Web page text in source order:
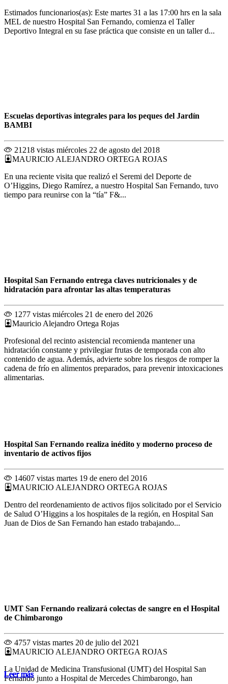
Leer más
Estimados funcionarios(as): Este martes 31 a las 17:00 hrs en la sala
MEL de nuestro Hospital San Fernando, comienza el Taller
Deportivo Integral en su fase práctica que consiste en un taller d...
Leer más
Escuelas deportivas integrales para los peques del Jardín
BAMBI
21218 vistas miércoles 22 de agosto del 2018
MAURICIO ALEJANDRO ORTEGA ROJAS
En una reciente visita que realizó el Seremi del Deporte de
O’Higgins, Diego Ramírez, a nuestro Hospital San Fernando, tuvo
tiempo para reunirse con la “tía” F&...
Leer más
Hospital San Fernando entrega claves nutricionales y de
hidratación para afrontar las altas temperaturas
1277 vistas miércoles 21 de enero del 2026
Mauricio Alejandro Ortega Rojas
Profesional del recinto asistencial recomienda mantener una
hidratación constante y privilegiar frutas de temporada con alto
contenido de agua. Además, advierte sobre los riesgos de romper la
cadena de frío en alimentos preparados, para prevenir intoxicaciones
alimentarias.
Leer más
Hospital San Fernando realiza inédito y moderno proceso de
inventario de activos fijos
14607 vistas martes 19 de enero del 2016
MAURICIO ALEJANDRO ORTEGA ROJAS
Dentro del reordenamiento de activos fijos solicitado por el Servicio
de Salud O’Higgins a los hospitales de la región, en Hospital San
Juan de Dios de San Fernando han estado trabajando...
Leer más
UMT San Fernando realizará colectas de sangre en el Hospital
de Chimbarongo
4757 vistas martes 20 de julio del 2021
MAURICIO ALEJANDRO ORTEGA ROJAS
La Unidad de Medicina Transfusional (UMT) del Hospital San
Fernando junto a Hospital de Mercedes Chimbarongo, han
Leer más
Leer más
Leer más
Leer más
Leer más
Leer más
Leer más